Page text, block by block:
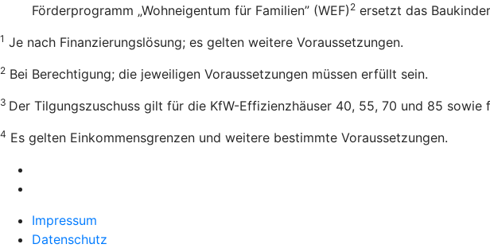
Förderprogramm „Wohneigentum für Familien” (WEF) 2 ersetzt das
1 Je nach Finanzierungslösung; es gelten weitere Voraussetzungen.
2 Bei Berechtigung; die jeweiligen Voraussetzungen müssen erfüllt sein.
3 Der Tilgungszuschuss gilt für die KfW-Effizienzhäuser 40, 55, 70 und 85 sowie
4 Es gelten Einkommensgrenzen und weitere bestimmte Voraussetzungen.
Impressum
Datenschutz